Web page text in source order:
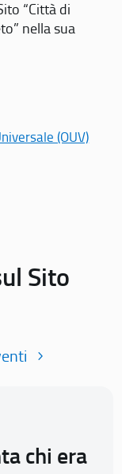
“Città di
nella sua
(OUV)
Sito
chi era